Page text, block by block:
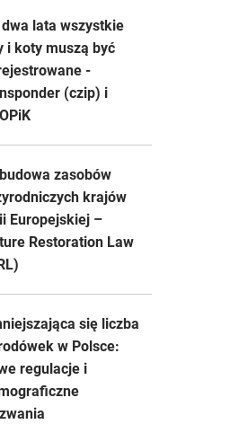
lata wszystkie
i koty muszą być
-
(czip) i
zasobów
krajów
Europejskiej –
Restoration Law
się liczba
w Polsce:
regulacje i